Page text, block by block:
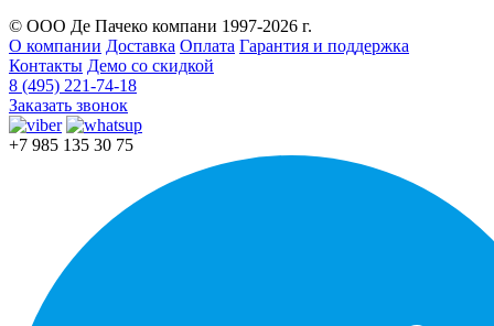
© ООО Де Пачеко компани 1997-2026 г.
О компании Доставка Оплата Гарантия и поддержка
Контакты Демо со скидкой
8 (495) 221-74-18
Заказать звонок
+7 985 135 30 75